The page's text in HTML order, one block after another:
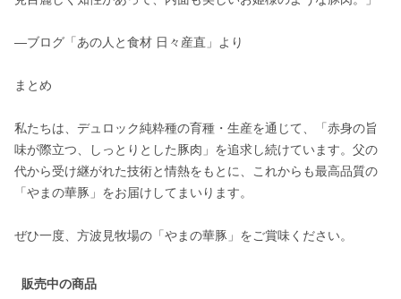
—ブログ「あの人と食材 日々産直」より
まとめ
私たちは、デュロック純粋種の育種・生産を通じて、「赤身の旨
味が際立つ、しっとりとした豚肉」を追求し続けています。父の
代から受け継がれた技術と情熱をもとに、これからも最高品質の
「やまの華豚」をお届けしてまいります。
ぜひ一度、方波見牧場の「やまの華豚」をご賞味ください。
販売中の商品